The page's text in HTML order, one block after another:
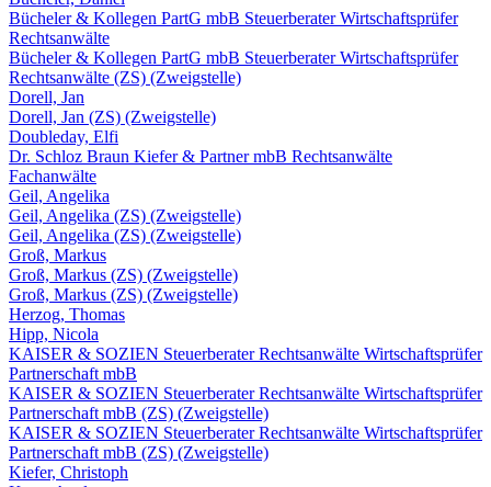
Bücheler & Kollegen PartG mbB Steuerberater Wirtschaftsprüfer
Rechtsanwälte
Bücheler & Kollegen PartG mbB Steuerberater Wirtschaftsprüfer
Rechtsanwälte (ZS) (Zweigstelle)
Dorell, Jan
Dorell, Jan (ZS) (Zweigstelle)
Doubleday, Elfi
Dr. Schloz Braun Kiefer & Partner mbB Rechtsanwälte
Fachanwälte
Geil, Angelika
Geil, Angelika (ZS) (Zweigstelle)
Geil, Angelika (ZS) (Zweigstelle)
Groß, Markus
Groß, Markus (ZS) (Zweigstelle)
Groß, Markus (ZS) (Zweigstelle)
Herzog, Thomas
Hipp, Nicola
KAISER & SOZIEN Steuerberater Rechtsanwälte Wirtschaftsprüfer
Partnerschaft mbB
KAISER & SOZIEN Steuerberater Rechtsanwälte Wirtschaftsprüfer
Partnerschaft mbB (ZS) (Zweigstelle)
KAISER & SOZIEN Steuerberater Rechtsanwälte Wirtschaftsprüfer
Partnerschaft mbB (ZS) (Zweigstelle)
Kiefer, Christoph